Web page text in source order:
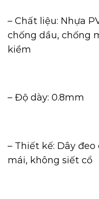
– Chất liệu: Nhựa
chống dầu, chống
kiềm
– Độ dày: 0.8mm
– Thiết kế: Dây
mái, không siết cổ